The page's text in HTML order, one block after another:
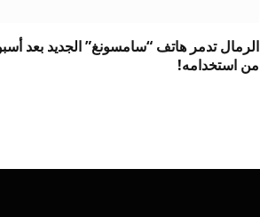
الرمال تدمر هاتف “سامسونغ” الجديد بعد
من استخدامه!